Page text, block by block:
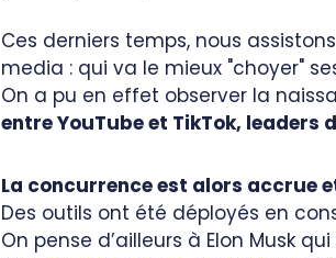
Ces derniers temps, nous
media : qui va le mieux "choyer"
On a pu en effet observer la
entre YouTube et TikTok, leaders
La concurrence est alors accrue
Des outils ont été déployés en
On pense d’ailleurs à Elon Musk